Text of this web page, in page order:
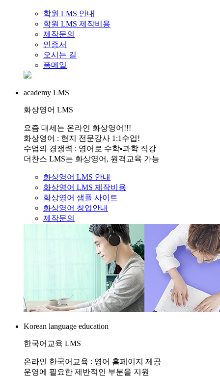
학원 LMS 안내
학원 LMS 제작비용
제작문의
인증서
오시는 길
폼메일
academy LMS
화상영어 LMS
요즘 대세는 온라인 화상영어!!!
화상영어 : 현지 전문강사 1:1수업!
수업의 경쟁력 : 영어로 수학▪과학 직강
더찬스 LMS는 화상영어, 원격교육 가능
화상영어 LMS 안내
화상영어 LMS 제작비용
화상영어 샘플 사이트
화상영어 창업안내
제작문의
Korean language education
한국어교육 LMS
온라인 한국어교육 : 영어 홈페이지 제공
운영에 필요한 제반적인 부분을 지원